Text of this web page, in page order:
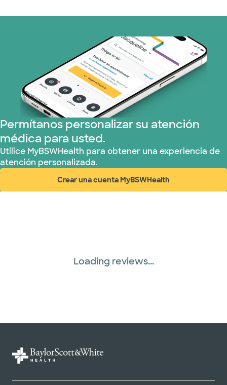
Medicare (2 planes)
Nebraska Furniture Mart (3 planes)
Red PHCS (1 planes)
Prism Electric (1 planes)
Plan de Salud Superior (3 planes)
United HealthCare (28 planes)
WellMed (15 planes)
Permítanos personalizar su atención
médica para usted.
Utilice MyBSWHealth para obtener una experiencia de
atención personalizada.
Crear una cuenta MyBSWHealth
(abre en ventana nueva)
Loading reviews...